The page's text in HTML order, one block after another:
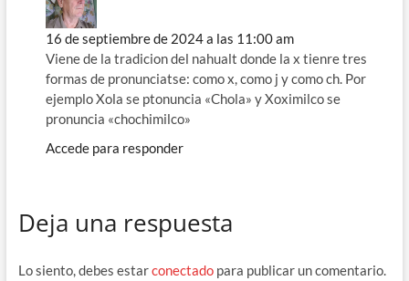
16 de septiembre de 2024 a las 11:00 am
Viene de la tradicion del nahualt donde la x tienre tres
formas de pronunciatse: como x, como j y como ch. Por
ejemplo Xola se ptonuncia «Chola» y Xoximilco se
pronuncia «chochimilco»
Accede para responder
Deja una respuesta
Lo siento, debes estarconectadopara publicar un comentario.